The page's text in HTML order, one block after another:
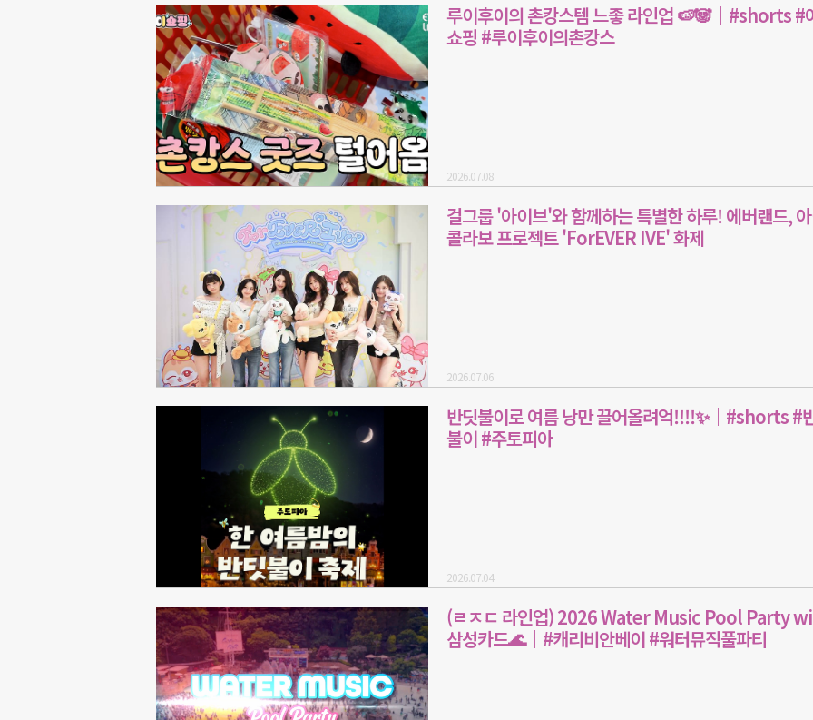
루이후이의 촌캉스템 느좋 라인업 🍉🐼｜#shorts #
쇼핑 #루이후이의촌캉스
2026.07.08
걸그룹 '아이브'와 함께하는 특별한 하루! 에버랜드,
콜라보 프로젝트 'ForEVER IVE' 화제
2026.07.06
반딧불이로 여름 낭만 끌어올려억!!!!✨｜#shorts #
불이 #주토피아
2026.07.04
(ㄹㅈㄷ 라인업) 2026 Water Music Pool Party
삼성카드🌊｜#캐리비안베이 #워터뮤직풀파티